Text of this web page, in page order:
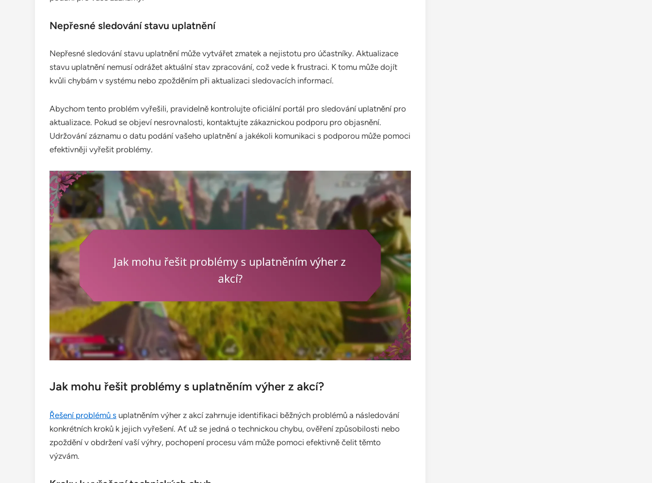
Nepřesné sledování stavu uplatnění
Nepřesné sledování stavu uplatnění může vytvářet zmatek a nejistotu pro účastníky. Aktualizace
stavu uplatnění nemusí odrážet aktuální stav zpracování, což vede k frustraci. K tomu může dojít
kvůli chybám v systému nebo zpožděním při aktualizaci sledovacích informací.
Abychom tento problém vyřešili, pravidelně kontrolujte oficiální portál pro sledování uplatnění pro
aktualizace. Pokud se objeví nesrovnalosti, kontaktujte zákaznickou podporu pro objasnění.
Udržování záznamu o datu podání vašeho uplatnění a jakékoli komunikaci s podporou může pomoci
efektivněji vyřešit problémy.
Jak mohu řešit problémy s uplatněním výher z akcí?
Řešení problémů s uplatněním výher z akcí zahrnuje identifikaci běžných problémů a následování
konkrétních kroků k jejich vyřešení. Ať už se jedná o technickou chybu, ověření způsobilosti nebo
zpoždění v obdržení vaší výhry, pochopení procesu vám může pomoci efektivně čelit těmto
výzvám.